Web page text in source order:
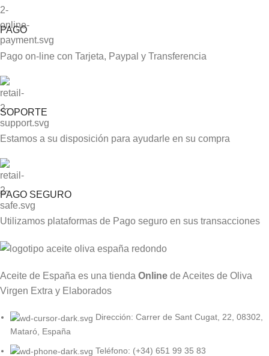
PAGO
Pago on-line con Tarjeta, Paypal y Transferencia
SOPORTE
Estamos a su disposición para ayudarle en su compra
PAGO SEGURO
Utilizamos plataformas de Pago seguro en sus transacciones
Aceite de España es una tiendaOnline de Aceites de Oliva
Virgen Extra y Elaborados
Dirección: Carrer de Sant Cugat, 22, 08302,
Mataró, España
Teléfono: (+34) 651 99 35 83